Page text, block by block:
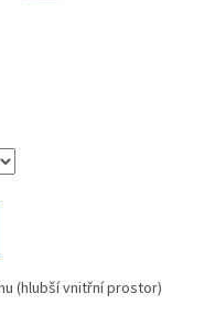
(hlubší vnitřní prostor)